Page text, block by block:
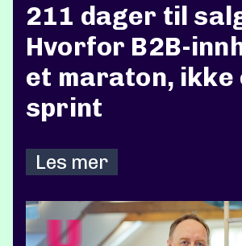
211 dager til
Hvorfor B2B-
et maraton, ikke
sprint
Les mer